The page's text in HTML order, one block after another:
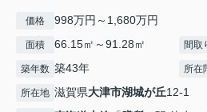
価格 998万円～1,680万円
面積 66.15㎡～91.28㎡ 間取
築年数 築43年 所在
所在地 滋賀県大津市湖城が丘12-1